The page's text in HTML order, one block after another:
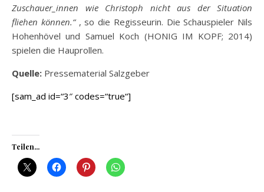
Zuschauer_innen wie Christoph nicht aus der Situation
fliehen können.“ , so die Regisseurin. Die Schauspieler Nils
Hohenhövel und Samuel Koch (HONIG IM KOPF; 2014)
spielen die Hauprollen.
Quelle: Pressematerial Salzgeber
[sam_ad id=“3″ codes=“true“]
Teilen...